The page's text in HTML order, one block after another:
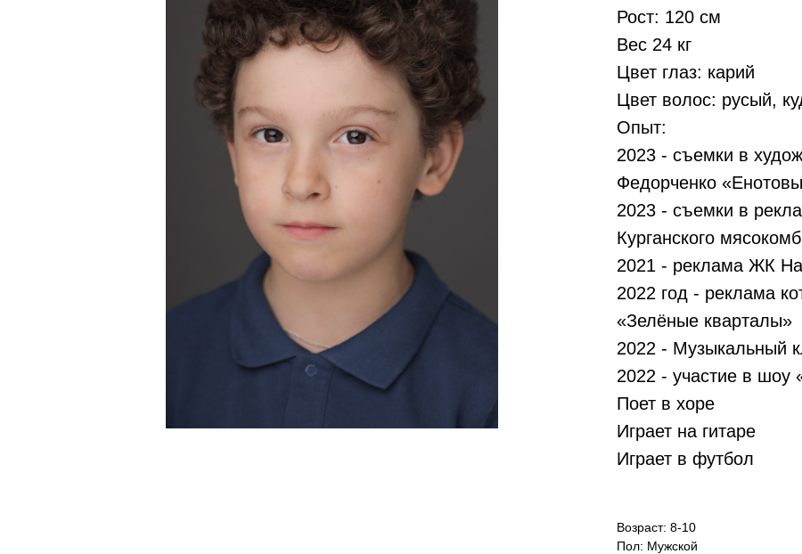
Рост: 120 см
Вес 24 кг
Цвет глаз: карий
Цвет волос: русый,
Опыт:
2023 - съемки в
Федорченко
2023 - съемки в
Курганского
2021 - реклама ЖК
2022 год - реклама
«Зелёные кварталы»
2022 - Музыкальный
2022 - участие в шоу
Поет в хоре
Играет на гитаре
Играет в футбол
Возраст: 8-10
Пол: Мужской